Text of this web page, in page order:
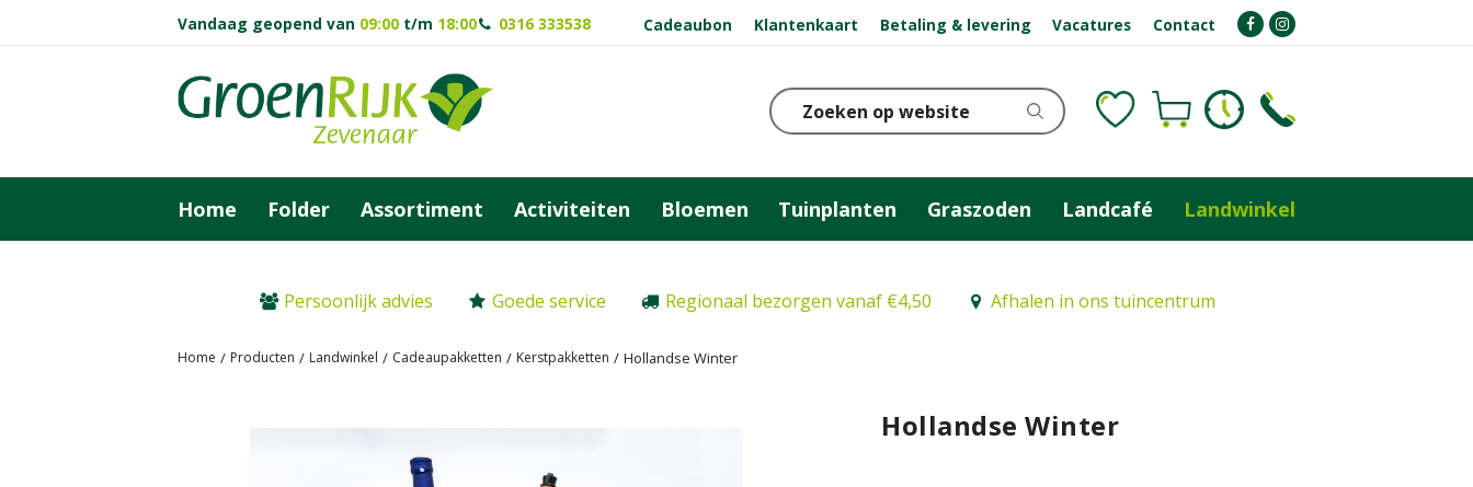
Persoonlijk advies Goede service Regionaal bezorgen vanaf €4,50 Afhalen in ons tuincentrum
Home Producten Landwinkel Cadeaupakketten Kerstpakketten Hollandse Winter
Vandaag geopend van 09:00 t/m 18:00 0316 333538 Cadeaubon Klantenkaart Betaling & levering Vacatures Contact
Home Folder Assortiment Activiteiten Bloemen Tuinplanten Graszoden Landcafé Landwinkel
Hollandse Winter